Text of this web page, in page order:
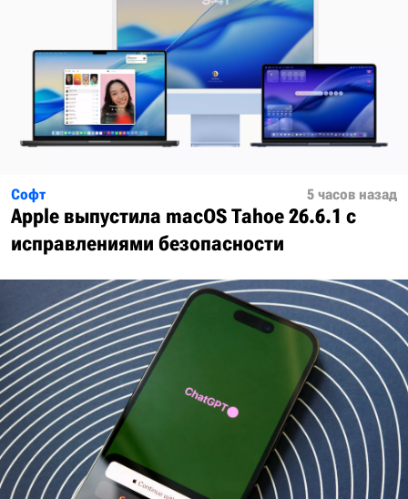
Софт 5 часов назад
Apple выпустила macOS Tahoe 26.6.1 с
исправлениями безопасности